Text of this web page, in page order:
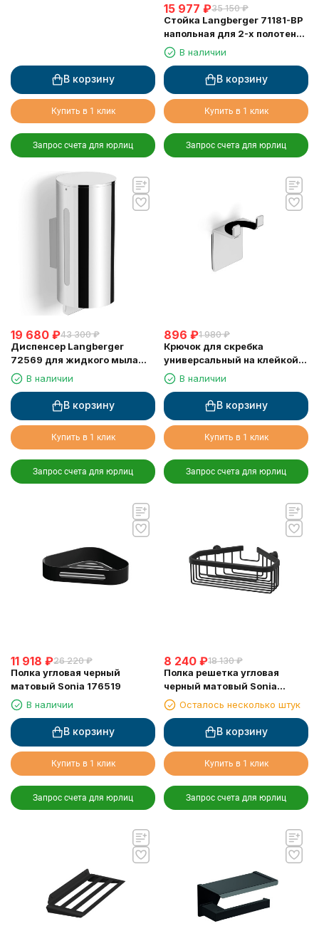
В корзину
Купить в 1 клик
Запрос счета для юрлиц
15 977 ₽35 150 ₽
Стойка Langberger 71181-BP
напольная для 2-х полотенец
чернаяВ наличии
В корзину
Купить в 1 клик
Запрос счета для юрлиц
19 680 ₽43 300 ₽
Диспенсер Langberger
72569 для жидкого мыла
хромированный к стене
круглый 300 мл
В наличии
В корзину
Купить в 1 клик
Запрос счета для юрлиц
896 ₽1 980 ₽
Крючок для скребка
универсальный на клейкой
основе LANGBERGER 75183-
10-00
В наличии
В корзину
Купить в 1 клик
Запрос счета для юрлиц
11 918 ₽26 220 ₽
Полка угловая черный
матовый Sonia 176519
В наличии
В корзину
Купить в 1 клик
Запрос счета для юрлиц
8 240 ₽18 130 ₽
Полка решетка угловая
черный матовый Sonia
182855Осталось несколько штук
В корзину
Купить в 1 клик
Запрос счета для юрлиц